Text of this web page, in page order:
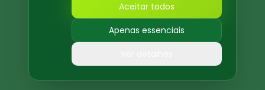
Aceitar todos
Apenas essenciais